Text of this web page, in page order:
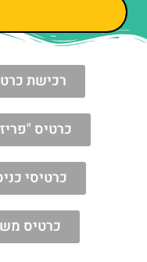
רכישת
כרטיס
כרטיסי
כרטיס